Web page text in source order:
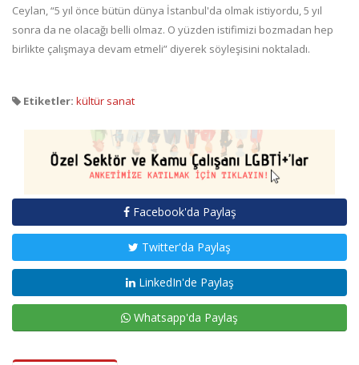
Ceylan, “5 yıl önce bütün dünya İstanbul'da olmak istiyordu, 5 yıl
sonra da ne olacağı belli olmaz. O yüzden istifimizi bozmadan hep
birlikte çalışmaya devam etmeli” diyerek söyleşisini noktaladı.
Etiketler: kültür sanat
Facebook'da Paylaş
Twitter'da Paylaş
LinkedIn'de Paylaş
Whatsapp'da Paylaş